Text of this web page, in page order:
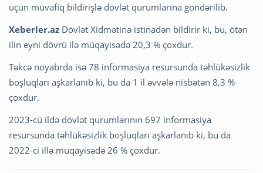
üçün müvafiq bildirişlə dövlət qurumlarına göndərilib.
Xeberler.az Dövlət Xidmətinə istinadən bildirir ki, bu, ötən
ilin eyni dövrü ilə müqayisədə 20,3 % çoxdur.
Təkcə noyabrda isə 78 informasiya resursunda təhlükəsizlik
boşluqları aşkarlanıb ki, bu da 1 il əvvələ nisbətən 8,3 %
çoxdur.
2023-cü ildə dövlət qurumlarının 697 informasiya
resursunda təhlükəsizlik boşluqları aşkarlanıb ki, bu da
2022-ci illə müqayisədə 26 % çoxdur.